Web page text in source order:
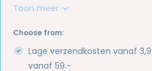
Toon meer
Choose from:
Lage verzendkosten vanaf
vanaf 59.-